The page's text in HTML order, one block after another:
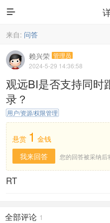

来自: 问答
赖兴荣 管理员
2024-5-29 14:36:58
观远BI是否支持同时
录？
用户/资源/权限管理
悬赏 1 金钱
我来回答
您的回答被采纳后
RT
全部评论 1